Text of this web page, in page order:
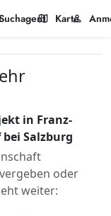
map Karte
person
in Franz-
Salzburg
oder
weiter: